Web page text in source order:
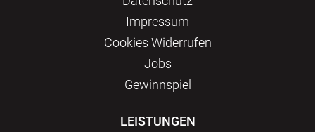
Impressum
Сookies Widerrufen
Jobs
Gewinnspiel
LEISTUNGEN